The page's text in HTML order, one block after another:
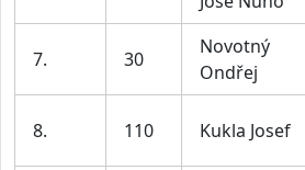
7. 30
Novotný
Ondřej
8. 110 Kukla Josef